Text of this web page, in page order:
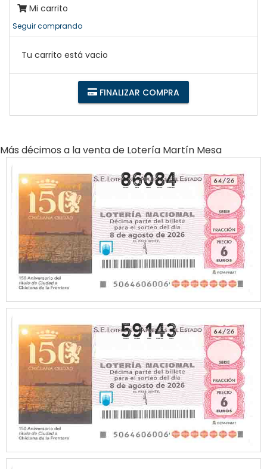
Mi carrito
Seguir comprando
Tu carrito está vacio
FINALIZAR COMPRA
Más décimos a la venta de Lotería Martín Mesa
86084
59143